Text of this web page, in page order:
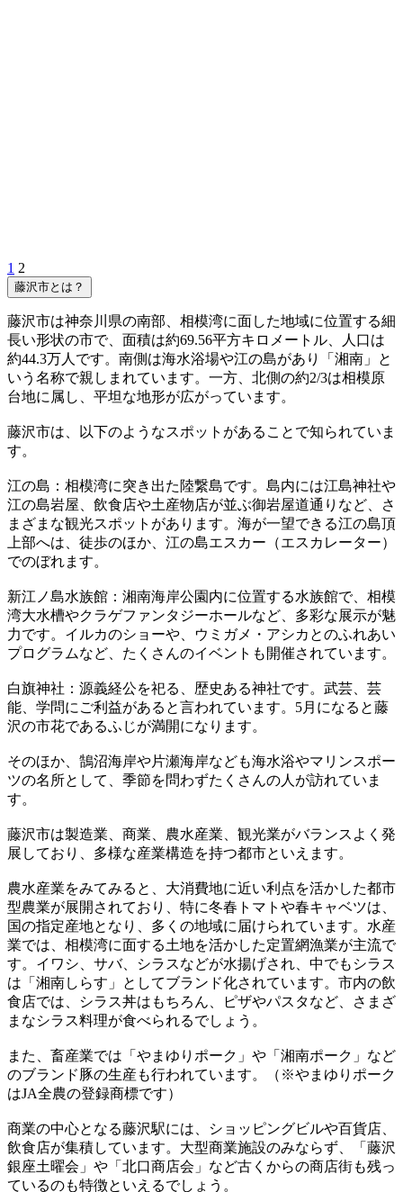
1 2
藤沢市とは？
藤沢市は神奈川県の南部、相模湾に面した地域に位置する細
長い形状の市で、面積は約69.56平方キロメートル、人口は
約44.3万人です。南側は海水浴場や江の島があり「湘南」と
いう名称で親しまれています。一方、北側の約2/3は相模原
台地に属し、平坦な地形が広がっています。
藤沢市は、以下のようなスポットがあることで知られていま
す。
江の島：相模湾に突き出た陸繋島です。島内には江島神社や
江の島岩屋、飲食店や土産物店が並ぶ御岩屋道通りなど、さ
まざまな観光スポットがあります。海が一望できる江の島頂
上部へは、徒歩のほか、江の島エスカー（エスカレーター）
でのぼれます。
新江ノ島水族館：湘南海岸公園内に位置する水族館で、相模
湾大水槽やクラゲファンタジーホールなど、多彩な展示が魅
力です。イルカのショーや、ウミガメ・アシカとのふれあい
プログラムなど、たくさんのイベントも開催されています。
白旗神社：源義経公を祀る、歴史ある神社です。武芸、芸
能、学問にご利益があると言われています。5月になると藤
沢の市花であるふじが満開になります。
そのほか、鵠沼海岸や片瀬海岸なども海水浴やマリンスポー
ツの名所として、季節を問わずたくさんの人が訪れていま
す。
藤沢市は製造業、商業、農水産業、観光業がバランスよく発
展しており、多様な産業構造を持つ都市といえます。
農水産業をみてみると、大消費地に近い利点を活かした都市
型農業が展開されており、特に冬春トマトや春キャベツは、
国の指定産地となり、多くの地域に届けられています。水産
業では、相模湾に面する土地を活かした定置網漁業が主流で
す。イワシ、サバ、シラスなどが水揚げされ、中でもシラス
は「湘南しらす」としてブランド化されています。市内の飲
食店では、シラス丼はもちろん、ピザやパスタなど、さまざ
まなシラス料理が食べられるでしょう。
また、畜産業では「やまゆりポーク」や「湘南ポーク」など
のブランド豚の生産も行われています。（※やまゆりポーク
はJA全農の登録商標です）
商業の中心となる藤沢駅には、ショッピングビルや百貨店、
飲食店が集積しています。大型商業施設のみならず、「藤沢
銀座土曜会」や「北口商店会」など古くからの商店街も残っ
ているのも特徴といえるでしょう。